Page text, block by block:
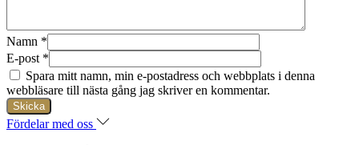
Namn *
E-post *
Spara mitt namn, min e-postadress och webbplats i denna
webbläsare till nästa gång jag skriver en kommentar.
Fördelar med oss